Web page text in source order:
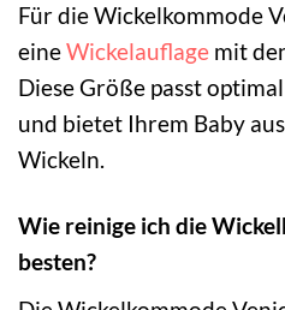
Für die Wickelkommode
eineWickelauflage mit
Diese Größe passt
und bietet Ihrem Baby
Wickeln.
Wie reinige ich die
besten?